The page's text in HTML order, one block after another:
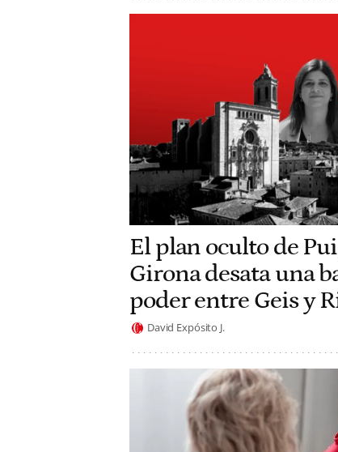
El plan oculto de
Girona desata una
poder entre Geis y
David Expósito J.